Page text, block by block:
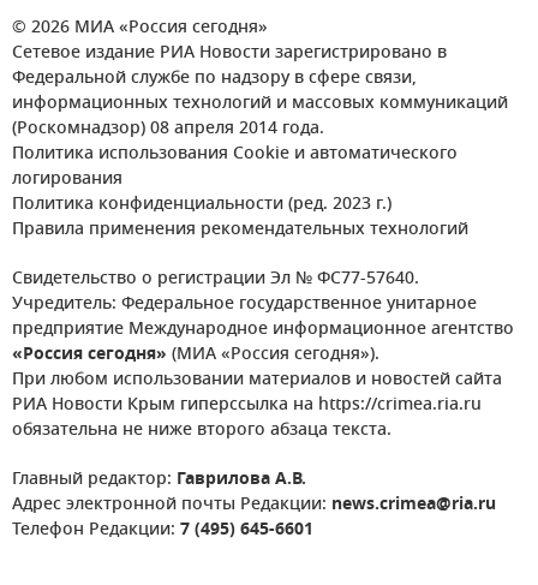
© 2026 МИА «Россия сегодня»
Сетевое издание РИА Новости зарегистрировано в
Федеральной службе по надзору в сфере связи,
информационных технологий и массовых коммуникаций
(Роскомнадзор) 08 апреля 2014 года.
Политика использования Cookie и автоматического
логирования
Политика конфиденциальности (ред. 2023 г.)
Правила применения рекомендательных технологий
Свидетельство о регистрации Эл № ФС77-57640.
Учредитель: Федеральное государственное унитарное
предприятие Международное информационное агентство
«Россия сегодня» (МИА «Россия сегодня»).
При любом использовании материалов и новостей сайта
РИА Новости Крым гиперссылка на https://crimea.ria.ru
обязательна не ниже второго абзаца текста.
Главный редактор: Гаврилова А.В.
Адрес электронной почты Редакции: news.crimea@ria.ru
Телефон Редакции: 7 (495) 645-6601